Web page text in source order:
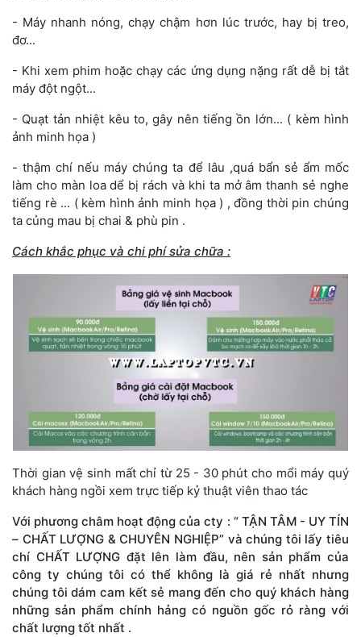
- Máy nhanh nóng, chạy chậm hơn lúc trước, hay bị treo,
đơ...
- Khi xem phim hoặc chạy các ứng dụng nặng rất dễ bị tắt
máy đột ngột...
- Quạt tản nhiệt kêu to, gây nên tiếng ồn lớn... ( kèm hình
ảnh minh họa )
- thậm chí nếu máy chúng ta để lâu ,quá bẩn sẻ ẩm mốc
làm cho màn loa dể bị rách và khi ta mở âm thanh sẻ nghe
tiếng rè ... ( kèm hình ảnh minh họa ) , đồng thời pin chúng
ta củng mau bị chai & phù pin .
Cách khắc phục và chi phí sửa chữa :
Thời gian vệ sinh mất chỉ từ 25 - 30 phút cho mổi máy quý
khách hàng ngồi xem trực tiếp kỷ thuật viên thao tác
Với phương châm hoạt động của cty : “ TẬN TÂM - UY TÍN
– CHẤT LƯỢNG & CHUYÊN NGHIỆP” và chúng tôi lấy tiêu
chí CHẤT LƯỢNG đặt lên làm đầu, nên sản phẩm của
công ty chúng tôi có thể không là giá rẻ nhất nhưng
chúng tôi dám cam kết sẻ mang đến cho quý khách hàng
những sản phẩm chính hảng có nguồn gốc rỏ ràng với
chất lượng tốt nhất .